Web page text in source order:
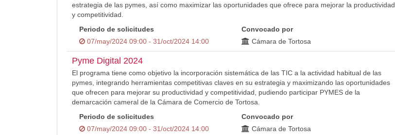
estrategia de las pymes, así como maximizar las oportunidades que ofrece para mejorar la productividad
y competitividad.
Periodo de solicitudes
07/may/2024 09:00 - 31/oct/2024 14:00
Convocado por
Cámara de Tortosa
Pyme Digital 2024
El programa tiene como objetivo la incorporación sistemática de las TIC a la actividad habitual de las
pymes, integrando herramientas competitivas claves en su estrategia y maximizando las oportunidades
que ofrecen para mejorar su productividad y competitividad, pudiendo participar PYMES de la
demarcación cameral de la Cámara de Comercio de Tortosa.
Periodo de solicitudes
07/may/2024 09:00 - 31/oct/2024 14:00
Convocado por
Cámara de Tortosa